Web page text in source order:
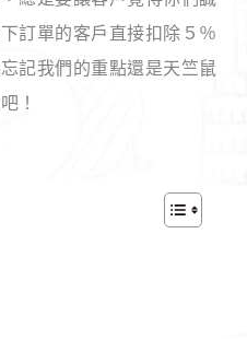
訂單的客戶直接扣除５％
記我們的重點還是天竺鼠
！